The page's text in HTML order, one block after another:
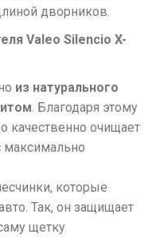
дворников.
ValeoSilencioX-
из натурального
. Благодаря этому
качественно очищает
максимально
которые
Так, он защищает
щетку